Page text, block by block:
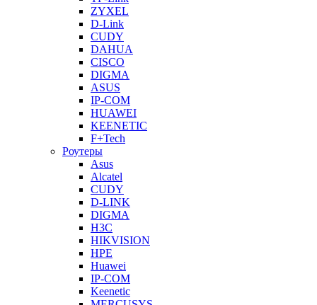
ZYXEL
D-Link
CUDY
DAHUA
CISCO
DIGMA
ASUS
IP-COM
HUAWEI
KEENETIC
F+Tech
Роутеры
Asus
Alcatel
CUDY
D-LINK
DIGMA
H3C
HIKVISION
HPE
Huawei
IP-COM
Keenetic